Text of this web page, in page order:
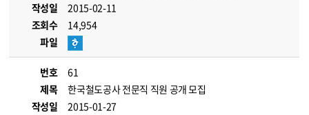
작성일
2015-02-11
조회수
14,954
파일
번호
61
제목
한국철도공사 전문직 직원 공개 모집
작성일
2015-01-27